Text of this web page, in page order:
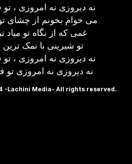
نه دیروزی نه امروزی ،
می خوام بخونم از چشای
غمی که از نگاه تو میاد
تو شیرینی با نمک ترین
نه دیروزی نه امروزی ،
نه دیروزی نه امروزی تو
-Lachini Media- All rights reserved.